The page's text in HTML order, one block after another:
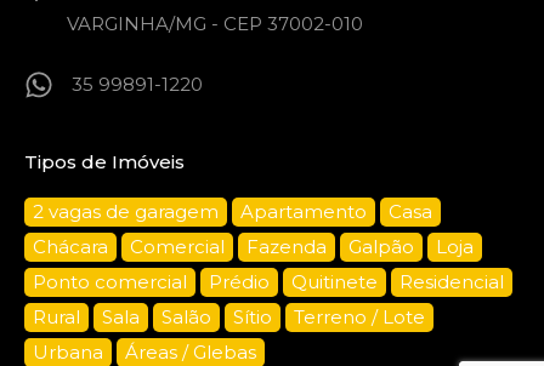
VARGINHA/MG - CEP 37002-010
35 99891-1220
Tipos de Imóveis
2 vagas de garagem Apartamento
Casa
Chácara
Comercial Fazenda Galpão
Loja
Ponto comercial
Prédio Quitinete
Residencial
Rural
Sala Salão Sítio
Terreno / Lote
Urbana
Áreas / Glebas